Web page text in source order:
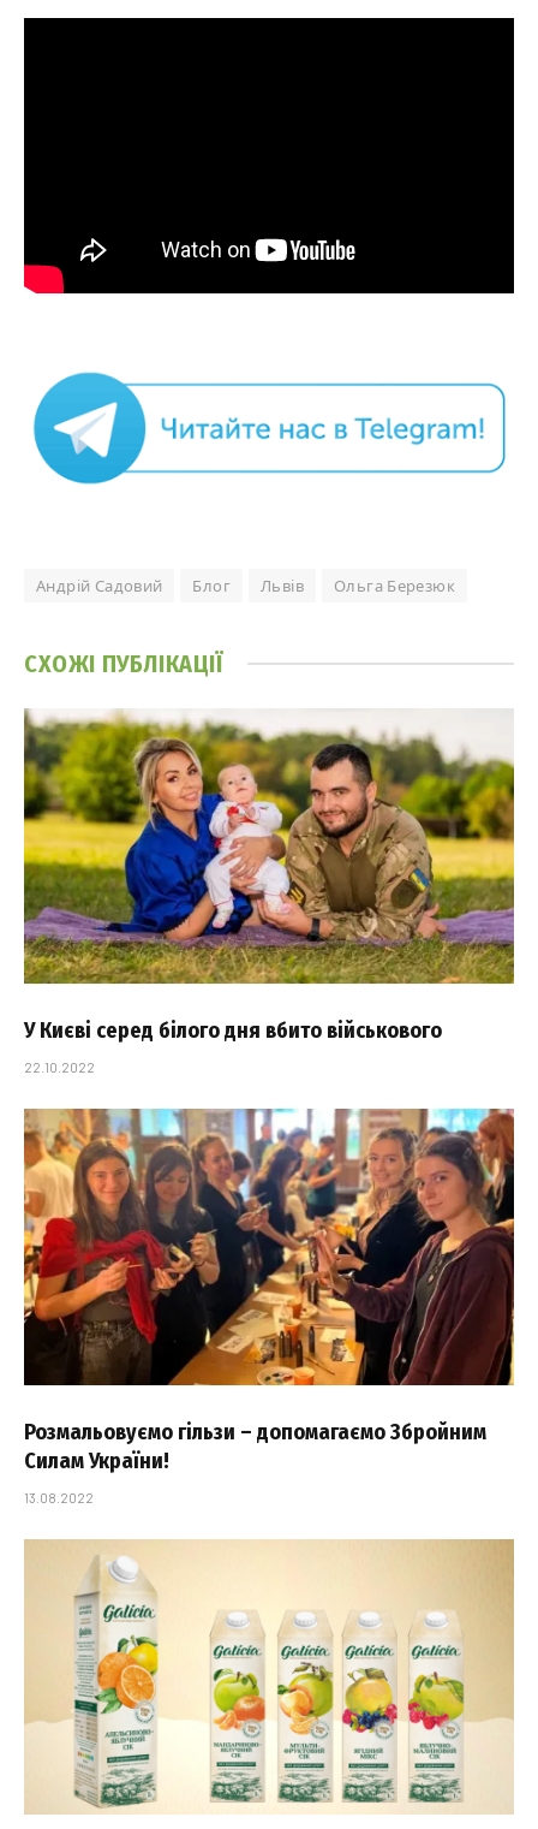
Андрій Садовий Блог Львів Ольга Березюк
СХОЖІ ПУБЛІКАЦІЇ
У Києві серед білого дня вбито військового
22.10.2022
Розмальовуємо гільзи – допомагаємо Збройним
Силам України!
13.08.2022